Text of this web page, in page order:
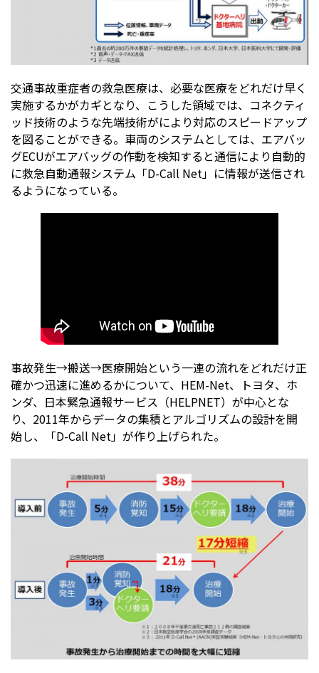
交通事故重症者の救急医療は、必要な医療をどれだけ早く
実施するかがカギとなり、こうした領域では、コネクティ
ッド技術のような先端技術がにより対応のスピードアップ
を図ることができる。車両のシステムとしては、エアバッ
グECUがエアバッグの作動を検知すると通信により自動的
に救急自動通報システム「D-Call Net」に情報が送信され
るようになっている。
事故発生→搬送→医療開始という一連の流れをどれだけ正
確かつ迅速に進めるかについて、HEM-Net、トヨタ、ホ
ンダ、日本緊急通報サービス（HELPNET）が中心とな
り、2011年からデータの集積とアルゴリズムの設計を開
始し、「D-Call Net」が作り上げられた。